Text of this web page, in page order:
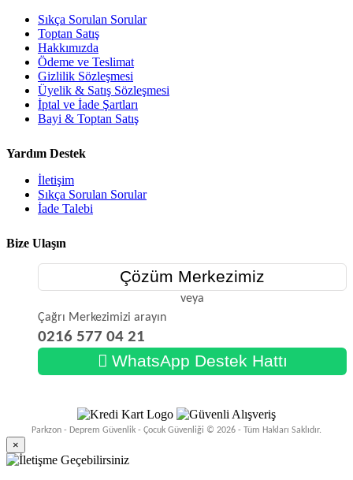
Sıkça Sorulan Sorular
Toptan Satış
Hakkımızda
Ödeme ve Teslimat
Gizlilik Sözleşmesi
Üyelik & Satış Sözleşmesi
İptal ve İade Şartları
Bayi & Toptan Satış
Yardım Destek
İletişim
Sıkça Sorulan Sorular
İade Talebi
Bize Ulaşın
Çözüm Merkezimiz
veya
Çağrı Merkezimizi arayın
0216 577 04 21
WhatsApp Destek Hattı
Parkzon - Deprem Güvenlik - Çocuk Güvenliği © 2026 - Tüm Hakları Saklıdır.
×